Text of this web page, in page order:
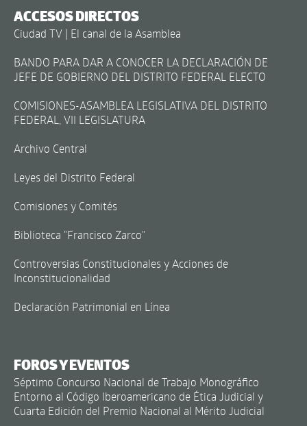
ACCESOS DIRECTOS
Ciudad TV | El canal de la Asamblea
BANDO PARA DAR A CONOCER LA DECLARACIÓN DE
JEFE DE GOBIERNO DEL DISTRITO FEDERAL ELECTO
COMISIONES-ASAMBLEA LEGISLATIVA DEL DISTRITO
FEDERAL, VII LEGISLATURA
Archivo Central
Leyes del Distrito Federal
Comisiones y Comités
Biblioteca "Francisco Zarco"
Controversias Constitucionales y Acciones de
Inconstitucionalidad
Declaración Patrimonial en Línea
FOROS Y EVENTOS
Séptimo Concurso Nacional de Trabajo Monográfico
Entorno al Código Iberoamericano de Ética Judicial y
Cuarta Edición del Premio Nacional al Mérito Judicial